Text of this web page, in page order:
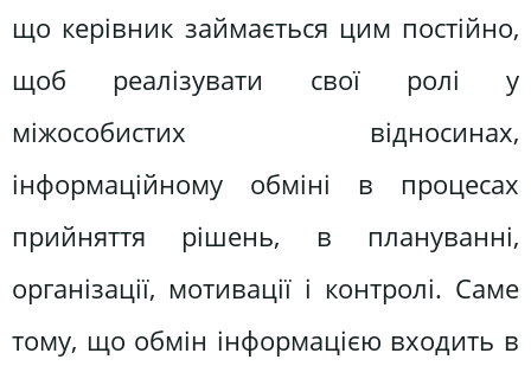
що керівник займається цим постійно,
щоб реалізувати свої ролі у
міжособистих відносинах,
інформаційному обміні в процесах
прийняття рішень, в плануванні,
організації, мотивації і контролі. Саме
тому, що обмін інформацією входить в